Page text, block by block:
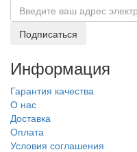
Подписаться
Информация
Гарантия качества
О нас
Доставка
Оплата
Условия соглашения